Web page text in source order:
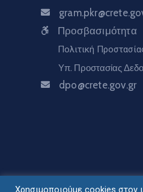
Προσβασιμότητα
Πολιτική
Υπ. Προστασίας
dpo@crete.gov.gr
Χρησιμοποιούμε cookies στον